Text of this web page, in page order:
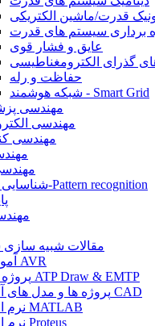
قدرت/ماشین الکتریکی
برداری سیستم های قدرت
عایق و فشار قوی
گذرای الکترومغناطیسی
حفاظت و رله
شبکه هوشمند - Smart Grid
مهندسی
مهندسی
مهندسی
شناسایی الگو-Pattern recognition
مقالات شبیه
آموزش AVR
پروژه های ATP Draw & EMTP
پروژه ها و مدل های آماده CAD
نرم افزار MATLAB
نرم افزار Proteus